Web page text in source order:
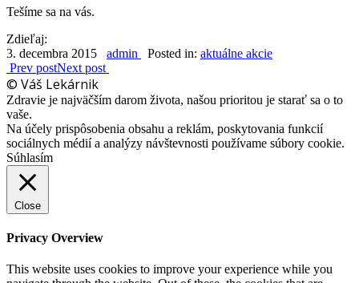
Tešíme sa na vás.
Zdieľaj:
3. decembra 2015
admin Posted in: aktuálne akcie
Prev postNext post
© Váš Lekárnik
Zdravie je najväčším darom života, našou prioritou je starať sa o to
vaše.
Na účely prispôsobenia obsahu a reklám, poskytovania funkcií
sociálnych médií a analýzy návštevnosti používame súbory cookie.
Súhlasím
Close
Privacy Overview
This website uses cookies to improve your experience while you